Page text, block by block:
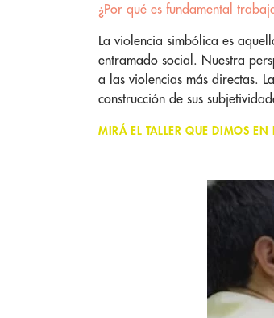
¿Por qué es fundamental
La violencia simbólica es
entramado social. Nuestra
a las violencias más directas.
construcción de sus
MIRÁ EL TALLER QUE DIMOS EN